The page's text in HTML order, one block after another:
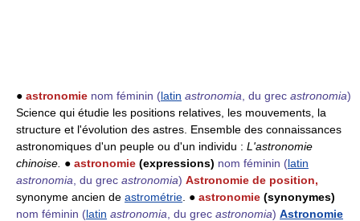
● astronomie nom féminin (latin astronomia , du grec astronomia)
Science qui étudie les positions relatives, les mouvements, la
structure et l'évolution des astres. Ensemble des connaissances
astronomiques d'un peuple ou d'un individu : L'astronomie
chinoise. ● astronomie (expressions) nom féminin (latin
astronomia , du grec astronomia) Astronomie de position,
synonyme ancien de astrométrie . ● astronomie (synonymes)
nom féminin (latin astronomia , du grec astronomia) Astronomie